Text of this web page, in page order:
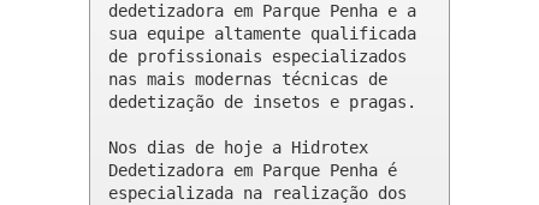
dedetizadora em Parque Penha e a
sua equipe altamente qualificada
de profissionais especializados
nas mais modernas técnicas de
dedetização de insetos e pragas.
Nos dias de hoje a Hidrotex
Dedetizadora em Parque Penha é
especializada na realização dos